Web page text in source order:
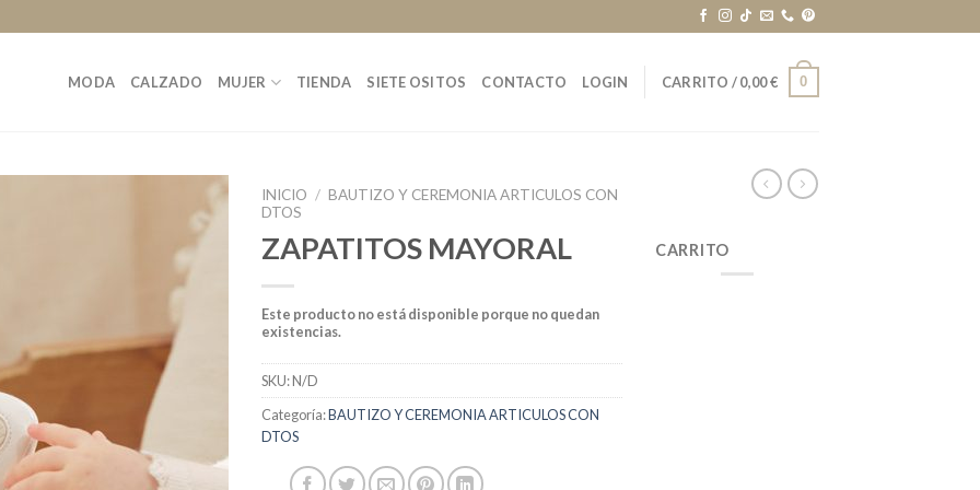
MODA CALZADO MUJER TIENDA SIETE OSITOS CONTACTO LOGIN CARRITO /0,00€ 0
INICIO / BAUTIZO Y CEREMONIA ARTICULOS CON
DTOS
ZAPATITOS MAYORAL
Este producto no está disponible porque no quedan
existencias.
SKU:N/D
Categoría:BAUTIZO Y CEREMONIA ARTICULOS CON
DTOS
CARRITO